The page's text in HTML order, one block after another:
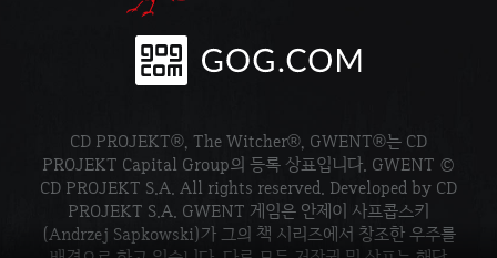
CD PROJEKT®, The Witcher®, GWENT®는 CD
PROJEKT Capital Group의 등록 상표입니다. GWENT ©
CD PROJEKT S.A. All rights reserved. Developed by CD
PROJEKT S.A. GWENT 게임은 안제이 사프콥스키
(Andrzej Sapkowski)가 그의 책 시리즈에서 창조한 우주를